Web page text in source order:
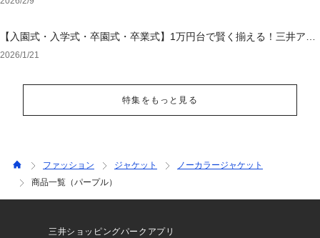
【入園式・入学式・卒園式・卒業式】1万円台で賢く揃える！三井アウ
トレットパーク オンラインで選ぶ「失敗しないセレモニー服」
2026/1/21
特集をもっと見る
ファッション ジャケット
ノーカラージャケット
商品一覧（パープル）
三井ショッピングパークアプリ